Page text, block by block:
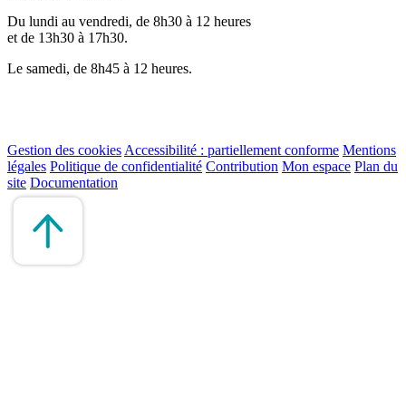
Du lundi au vendredi, de 8h30 à 12 heures
et de 13h30 à 17h30.
Le samedi, de 8h45 à 12 heures.
Gestion des cookies Accessibilité : partiellement conforme Mentions
légales Politique de confidentialité Contribution Mon espace Plan du
site Documentation